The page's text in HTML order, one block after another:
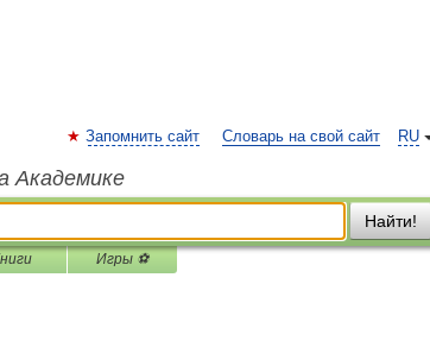
RU
Запомнить сайт Словарь на свой сайт
Академике
Найти!
Игры ⚽